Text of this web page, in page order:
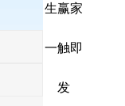
生赢家
一触即
发